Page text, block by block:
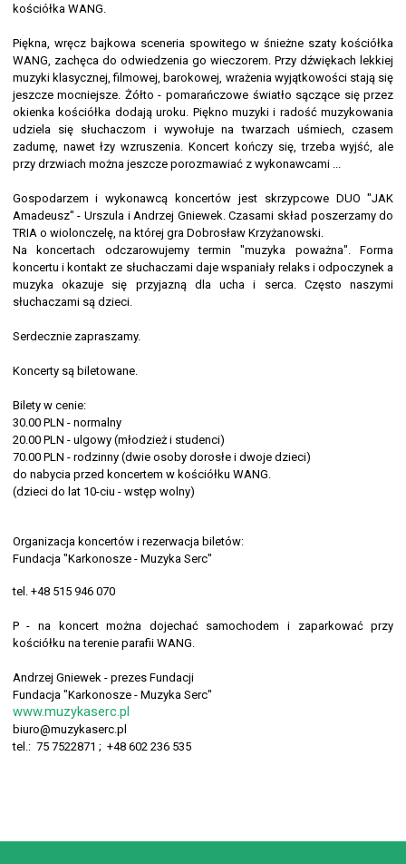
kościółka WANG.
Piękna, wręcz bajkowa sceneria spowitego w śnieżne szaty kościółka
WANG, zachęca do odwiedzenia go wieczorem. Przy dźwiękach lekkiej
muzyki klasycznej, filmowej, barokowej, wrażenia wyjątkowości stają się
jeszcze mocniejsze. Żółto - pomarańczowe światło sączące się przez
okienka kościółka dodają uroku. Piękno muzyki i radość muzykowania
udziela się słuchaczom i wywołuje na twarzach uśmiech, czasem
zadumę, nawet łzy wzruszenia. Koncert kończy się, trzeba wyjść, ale
przy drzwiach można jeszcze porozmawiać z wykonawcami ...
Gospodarzem i wykonawcą koncertów jest skrzypcowe DUO "JAK
Amadeusz" - Urszula i Andrzej Gniewek. Czasami skład poszerzamy do
TRIA o wiolonczelę, na której gra Dobrosław Krzyżanowski.
Na koncertach odczarowujemy termin "muzyka poważna". Forma
koncertu i kontakt ze słuchaczami daje wspaniały relaks i odpoczynek a
muzyka okazuje się przyjazną dla ucha i serca. Często naszymi
słuchaczami są dzieci.
Serdecznie zapraszamy.
Koncerty są biletowane.
Bilety w cenie:
30.00 PLN - normalny
20.00 PLN - ulgowy (młodzież i studenci)
70.00 PLN - rodzinny (dwie osoby dorosłe i dwoje dzieci)
do nabycia przed koncertem w kościółku WANG.
(dzieci do lat 10-ciu - wstęp wolny)
Organizacja koncertów i rezerwacja biletów:
Fundacja "Karkonosze - Muzyka Serc"
tel. +48 515 946 070
P - na koncert można dojechać samochodem i zaparkować przy
kościółku na terenie parafii WANG.
Andrzej Gniewek - prezes Fundacji
Fundacja "Karkonosze - Muzyka Serc"
www.muzykaserc.pl
biuro@muzykaserc.pl
tel.: 75 7522871 ; +48 602 236 535